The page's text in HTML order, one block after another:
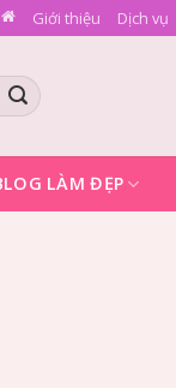
Giới thiệu Dịch vụ
LÀM ĐẸP